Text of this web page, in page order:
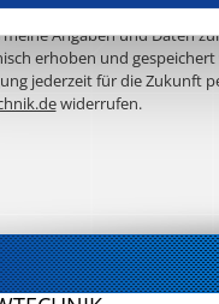
dieDatenschutzerklärungzur
meine Angaben und Daten
erhoben und
jederzeit für die Zukunft
widerrufen.